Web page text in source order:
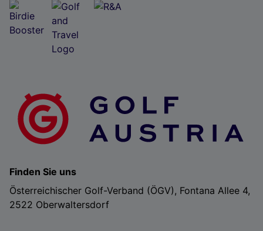
Finden Sie uns
Österreichischer Golf-Verband (ÖGV), Fontana Allee 4,
2522 Oberwaltersdorf